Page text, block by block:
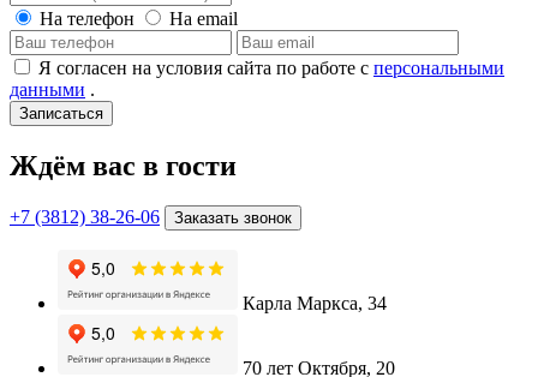
На телефон На email
Я согласен на условия сайта по работе с персональными
данными .
Записаться
Ждём вас в гости
+7 (3812) 38-26-06 Заказать звонок
Карла Маркса, 34
70 лет Октября, 20